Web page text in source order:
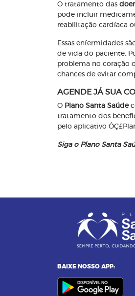
O tratamento das
pode incluir
reabilitação cardíaca
Essas enfermidades
de vida do paciente.
problema no coração
chances de evitar
AGENDE JÁ SUA
O Plano Santa Saúde
tratamento dos
pelo aplicativo
Siga o Plano Santa
BAIXE NOSSO APP: